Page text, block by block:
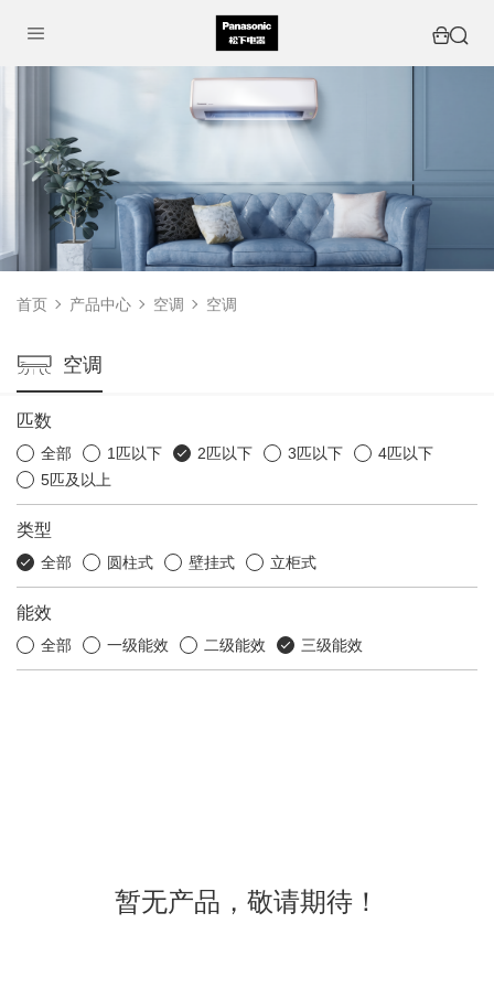
首页 产品中心 空调 空调
空调
匹数
全部 1匹以下 2匹以下 3匹以下
4匹以下
5匹及以上
类型
全部 圆柱式 壁挂式 立柜式
能效
全部 一级能效 二级能效 三级能效
暂无产品，敬请期待！